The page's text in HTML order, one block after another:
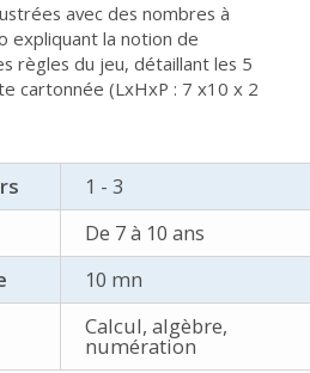
avec des nombres à
expliquant la notion de
règles du jeu, détaillant les 5
cartonnée (LxHxP : 7 x10 x 2
1 - 3
De 7 à 10 ans
10 mn
Calcul, algèbre,
numération